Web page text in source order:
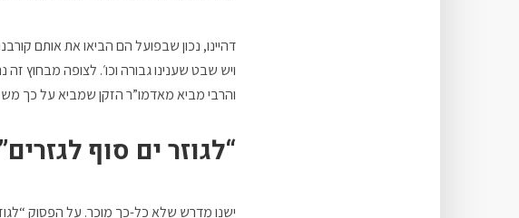
דהיינו, נכון שבפועל הם הביאו את אותם
ויש שבט שענינו גבורה וכו׳. לצופה מבחוץ
והרבי מביא מאדמו”ר הזקן שמביא על כך
“לגוזר ים סוף לגזרים”
ישנו מדרש שלא כל-כך מוכר. על הפסוק